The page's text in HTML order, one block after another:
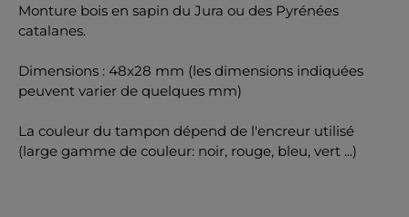
Monture bois en sapin du Jura ou des Pyrénées
catalanes.
Dimensions : 48x28 mm (les dimensions indiquées
peuvent varier de quelques mm)
La couleur du tampon dépend de l'encreur utilisé
(large gamme de couleur: noir, rouge, bleu, vert ...)